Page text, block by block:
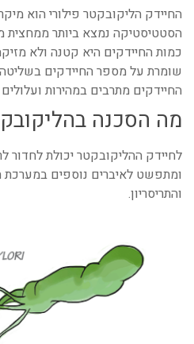
החיידק הליקובקטר פילורי הוא
הסטטיסטיקה נמצא ביותר ממחצית
כמות החיידקים היא קטנה ולא
שומרת על מספר החיידקים
החיידקים מתרבים במהירות
מה הסכנה
לחיידק ההליקובקטר יכולת לחדור
ומתפשט לאיברים נוספים במערכת
והתריסריון.